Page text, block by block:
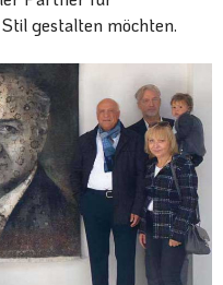
gestalten möchten.